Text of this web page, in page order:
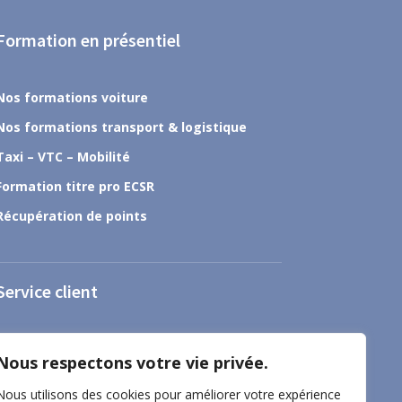
respectons votre vie privée.
utilisons des cookies pour améliorer votre expérience
en présentiel
formations voiture
formations transport & logistique
– VTC – Mobilité
titre pro ECSR
de points
client
contacter